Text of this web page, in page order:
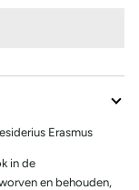
Erasmus
in de
en behouden,